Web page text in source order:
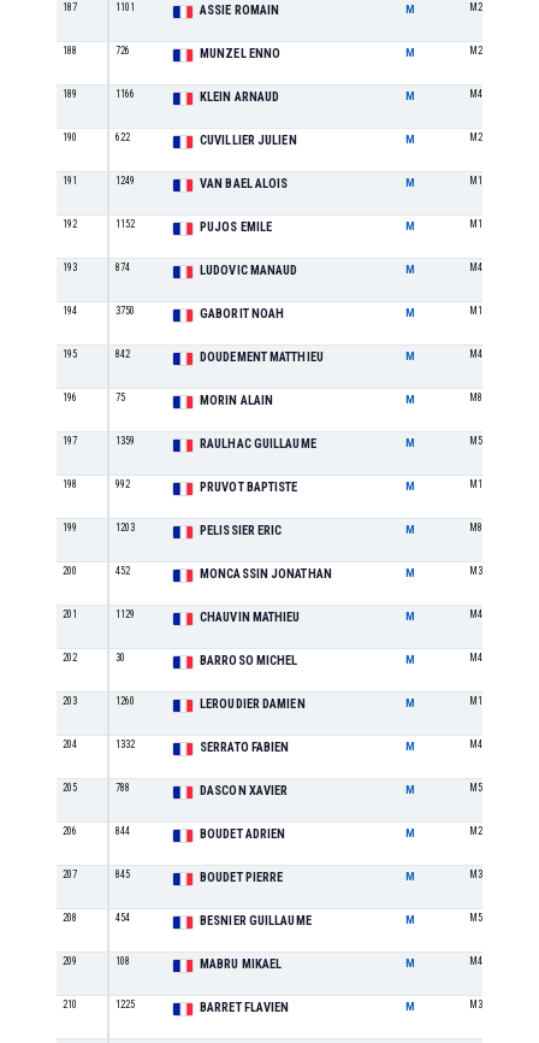
187 1101 ASSIE ROMAIN M M2
188 726 MUNZEL ENNO M M2
189 1166 KLEIN ARNAUD M M4
190 622 CUVILLIER JULIEN M M2
191 1249 VAN BAEL ALOIS M M1
192 1152 PUJOS EMILE M M1
193 874 LUDOVIC MANAUD M M4
194 3750 GABORIT NOAH M M1
195 842 DOUDEMENT MATTHIEU M M4
196 75 MORIN ALAIN M M8
197 1359 RAULHAC GUILLAUME M M5
198 992 PRUVOT BAPTISTE M M1
199 1203 PELISSIER ERIC M M8
200 452 MONCASSIN JONATHAN M M3
201 1129 CHAUVIN MATHIEU M M4
202 30 BARROSO MICHEL M M4
203 1260 LEROUDIER DAMIEN M M1
204 1332 SERRATO FABIEN M M4
205 788 DASCON XAVIER M M5
206 844 BOUDET ADRIEN M M2
207 845 BOUDET PIERRE M M3
208 454 BESNIER GUILLAUME M M5
209 108 MABRU MIKAEL M M4
210 1225 BARRET FLAVIEN M M3